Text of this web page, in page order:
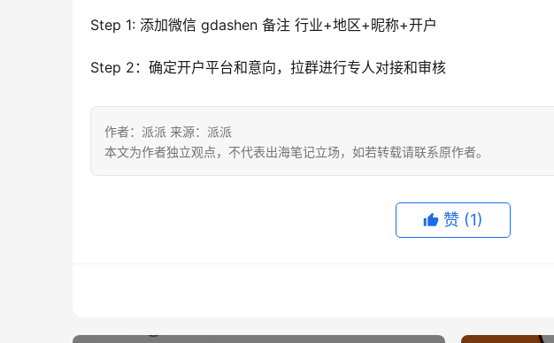
Step 1: 添加微信 gdashen 备注 行业+地区+昵称+开户
Step 2：确定开户平台和意向，拉群进行专人对接和审核
作者：派派 来源：派派
本文为作者独立观点，不代表出海笔记立场，如若转载请联系原作者。
赞 (1)